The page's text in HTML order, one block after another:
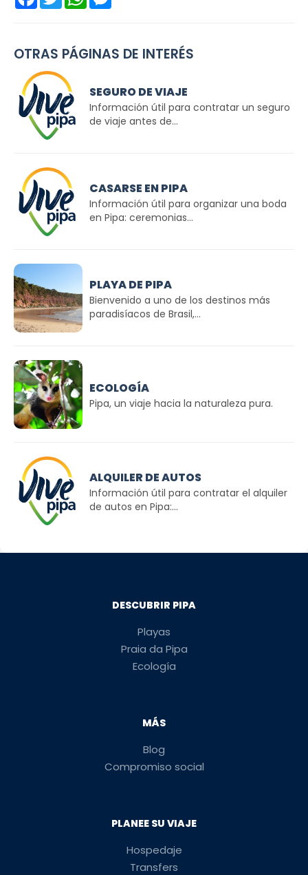
OTRAS PÁGINAS DE INTERÉS
SEGURO DE VIAJE
Información útil para contratar un seguro
de viaje antes de...
CASARSE EN PIPA
Información útil para organizar una boda
en Pipa: ceremonias...
PLAYA DE PIPA
Bienvenido a uno de los destinos más
paradisíacos de Brasil,...
ECOLOGÍA
Pipa, un viaje hacia la naturaleza pura.
ALQUILER DE AUTOS
Información útil para contratar el alquiler
de autos en Pipa:...
DESCUBRIR PIPA
Playas
Praia da Pipa
Ecología
MÁS
Blog
Compromiso social
PLANEE SU VIAJE
Hospedaje
Transfers